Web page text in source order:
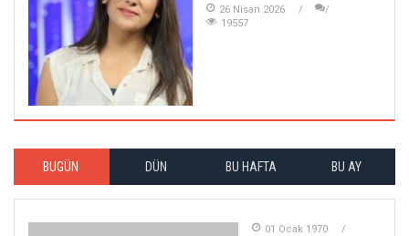
26 Nisan 2026
19557
BUGÜN DÜN BU HAFTA BU AY
01 Ocak 1970